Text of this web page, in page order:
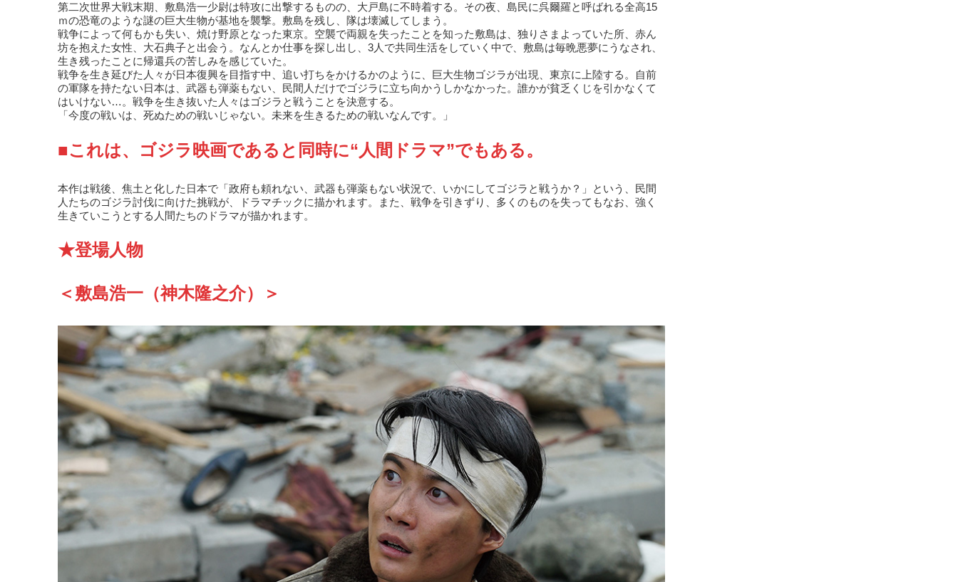
第二次世界大戦末期、敷島浩一少尉は特攻に出撃するものの、大戸島に不時着する。その夜、島民に呉爾羅と呼ばれる全高15
ｍの恐竜のような謎の巨大生物が基地を襲撃。敷島を残し、隊は壊滅してしまう。
戦争によって何もかも失い、焼け野原となった東京。空襲で両親を失ったことを知った敷島は、独りさまよっていた所、赤ん
坊を抱えた女性、大石典子と出会う。なんとか仕事を探し出し、3人で共同生活をしていく中で、敷島は毎晩悪夢にうなされ、
生き残ったことに帰還兵の苦しみを感じていた。
戦争を生き延びた人々が日本復興を目指す中、追い打ちをかけるかのように、巨大生物ゴジラが出現、東京に上陸する。自前
の軍隊を持たない日本は、武器も弾薬もない、民間人だけでゴジラに立ち向かうしかなかった。誰かが貧乏くじを引かなくて
はいけない…。戦争を生き抜いた人々はゴジラと戦うことを決意する。
「今度の戦いは、死ぬための戦いじゃない。未来を生きるための戦いなんです。」
■これは、ゴジラ映画であると同時に“人間ドラマ”でもある。
本作は戦後、焦土と化した日本で「政府も頼れない、武器も弾薬もない状況で、いかにしてゴジラと戦うか？」という、民間
人たちのゴジラ討伐に向けた挑戦が、ドラマチックに描かれます。また、戦争を引きずり、多くのものを失ってもなお、強く
生きていこうとする人間たちのドラマが描かれます。
★登場人物
＜敷島浩一（神木隆之介）＞